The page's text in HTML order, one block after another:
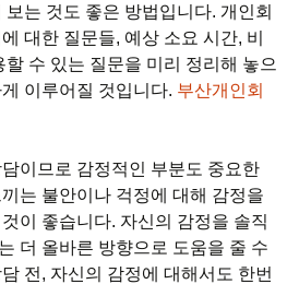
는 것도 좋은 방법입니다. 개인회
대한 질문들, 예상 소요 시간, 비
수 있는 질문을 미리 정리해 놓으
이루어질 것입니다. 부산개인회
이므로 감정적인 부분도 중요한
는 불안이나 걱정에 대해 감정을
이 좋습니다. 자신의 감정을 솔직
더 올바른 방향으로 도움을 줄 수
전, 자신의 감정에 대해서도 한번